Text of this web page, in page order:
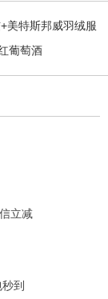
美特斯邦威羽绒服
葡萄酒
立减
到